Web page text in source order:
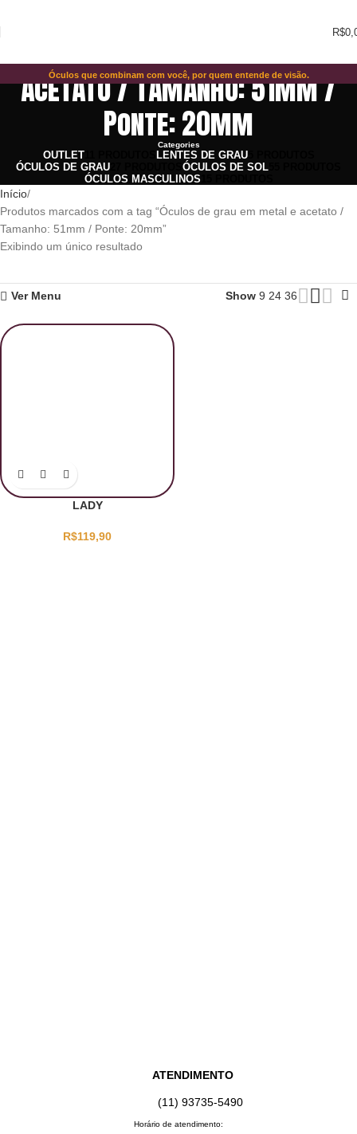
R$
Óculos que combinam com você, por quem entende de visão.
Óculos de grau em metal e
acetato / Tamanho: 51mm /
Ponte: 20mm
Categories
OUTLET11 PRODUTOS LENTES DE GRAU5 PRODUTOS
ÓCULOS DE GRAU
ÓCULOS DE SOL
ÓCULOS MASCULINOS
Início
Produtos marcados com a tag “Óculos de grau em metal e acetato /
Tamanho: 51mm / Ponte: 20mm”
Exibindo um único resultado
Ver Menu Show 9 24 36
LADY
R$119,90
ATENDIMENTO
(11) 93735‑5490‬
Horário de atendimento: